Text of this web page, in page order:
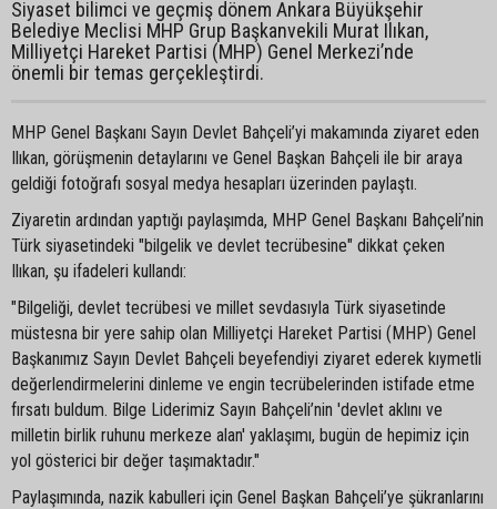
Siyaset bilimci ve geçmiş dönem Ankara Büyükşehir
Belediye Meclisi MHP Grup Başkanvekili Murat Ilıkan,
Milliyetçi Hareket Partisi (MHP) Genel Merkezi’nde
önemli bir temas gerçekleştirdi.
MHP Genel Başkanı Sayın Devlet Bahçeli’yi makamında ziyaret eden
Ilıkan, görüşmenin detaylarını ve Genel Başkan Bahçeli ile bir araya
geldiği fotoğrafı sosyal medya hesapları üzerinden paylaştı.
Ziyaretin ardından yaptığı paylaşımda, MHP Genel Başkanı Bahçeli’nin
Türk siyasetindeki "bilgelik ve devlet tecrübesine" dikkat çeken
Ilıkan, şu ifadeleri kullandı:
"Bilgeliği, devlet tecrübesi ve millet sevdasıyla Türk siyasetinde
müstesna bir yere sahip olan Milliyetçi Hareket Partisi (MHP) Genel
Başkanımız Sayın Devlet Bahçeli beyefendiyi ziyaret ederek kıymetli
değerlendirmelerini dinleme ve engin tecrübelerinden istifade etme
fırsatı buldum. Bilge Liderimiz Sayın Bahçeli’nin 'devlet aklını ve
milletin birlik ruhunu merkeze alan' yaklaşımı, bugün de hepimiz için
yol gösterici bir değer taşımaktadır."
Paylaşımında, nazik kabulleri için Genel Başkan Bahçeli’ye şükranlarını